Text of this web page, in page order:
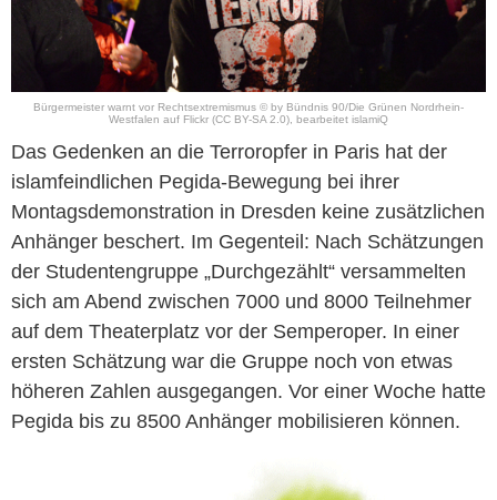
Bürgermeister warnt vor Rechtsextremismus © by Bündnis 90/Die Grünen Nordrhein-
Westfalen auf Flickr (CC BY-SA 2.0) , bearbeitet islamiQ
Das Gedenken an die Terroropfer in Paris hat der
islamfeindlichen Pegida-Bewegung bei ihrer
Montagsdemonstration in Dresden keine zusätzlichen
Anhänger beschert. Im Gegenteil: Nach Schätzungen
der Studentengruppe „Durchgezählt“ versammelten
sich am Abend zwischen 7000 und 8000 Teilnehmer
auf dem Theaterplatz vor der Semperoper. In einer
ersten Schätzung war die Gruppe noch von etwas
höheren Zahlen ausgegangen. Vor einer Woche hatte
Pegida bis zu 8500 Anhänger mobilisieren können.